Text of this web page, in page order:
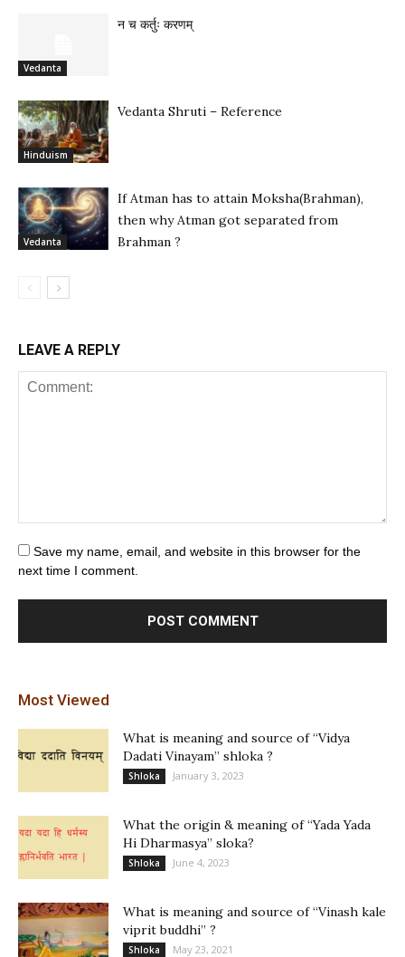
Vedanta
न च कर्तुः करणम्
Hinduism
Vedanta Shruti – Reference
Vedanta
If Atman has to attain Moksha(Brahman),
then why Atman got separated from
Brahman ?
LEAVE A REPLY
Save my name, email, and website in this browser for the
next time I comment.
Most Viewed
What is meaning and source of “Vidya
Dadati Vinayam” shloka ?
Shloka January 3, 2023
What the origin & meaning of “Yada Yada
Hi Dharmasya” sloka?
Shloka June 4, 2023
What is meaning and source of “Vinash kale
viprit buddhi” ?
Shloka May 23, 2021